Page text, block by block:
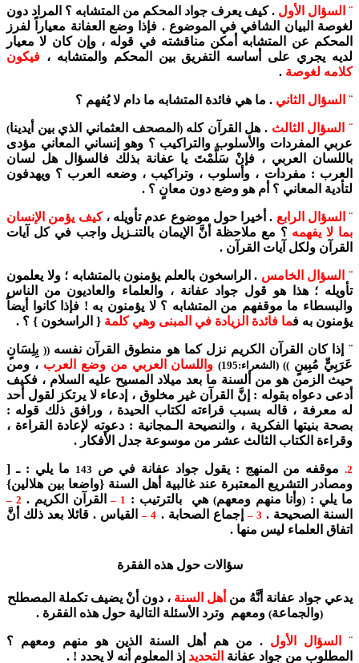
¨ السؤال الأول . كيف يعرف جواد المحكم من المتشابه ؟ المراد دون
لغوصة البيان الشافي في الموضوع . فإذا وضع العفانة معياراً لفرز
المحكم عن المتشابه أمكن مناقشته في قوله ، وإن كان لا معيار
لديه يجري على أساسه التفريق بين المحكم والمتشابه ، فيكون
كلامه لغوصة .
¨ السؤال الثاني . ما هي فائدة المتشابه ما دام لا يُفهم ؟
¨ السؤال الثالث . هل القرآن كله( المصحف العثماني الذي بين أيدينا)
عربي المفردات والأسلوب والتراكيب ؟ وهو إنساني المعاني مؤدى
باللسان العربي ، فإنْ سَلَّمْتَ يا عفانة بذلك فالسؤال هل لسان
العرب : مفردات ، وأسلوب ، وتراكيب ، وضعه العرب ؟ ويهدفون
لتأدية المعاني ؟ أم هو وضع دون معانٍ ؟ .
¨ السؤال الرابع . أخيرا حول موضوع عدم تأويله ،كيف يؤمن الإنسان
بما لا يفهمه ؟ مع ملاحظة أنَّ الإيمان بالتنـزيل واجب في كل آيات
القرآن ولكل آيات القرآن .
¨ السؤال الخامس . الراسخون بالعلم يؤمنون بالمتشابه ؛ ولا يعلمون
تأويله ؛ هذا هو قول جواد عفانة ، والعلماء والعاديون من الناس
والبسطاء ما موقفهم من المتشابه ؟ لا يؤمنون به ! فإذا كانوا أيضاً
يؤمنون به فما فائدة الزيادة في المبنى وهي كلمة { الراسخون } ؟ .
¨ إذا كان القرآن الكريم نزل كما هو منطوق القرآن نفسه (( بِلِسَانٍ
عَرَبِيٍّ مُبِينٍ )) (الشعراء:195) واللسان العربي من وضع العرب ، ومن
حيث الزمن هو من ألسنة ما بعد ميلاد المسيح عليه السلام ، فكيف
أدعى دعواه بقوله : إنَّ القرآن غير مخلوق ، إدعاء لا يرتكز لقول أحد
له معرفة ، قاله بسبب قراءته لكتاب الحيدة ، ورافق ذلك قوله :
بصحة بنيتها الفكرية ، والنصيحة الـمجانية : دعوته لإعادة القراءة ،
وقراءة الكتاب الثالث عشر من موسوعة جدل الأفكار .
2. موقفه من المنهج : يقول جواد عفانة في ص 143 ما يلي : ـ [
ومصادر التشريع المعتبرة عند غالبية أهل السنة {واضعا بين هلالين}
ما يلي : (وأنا منهم ومعهم) هي بالترتيب : 1 – القرآن الكريم . 2 –
السنة الصحيحة . 3 – إجماع الصحابة . 4 –
القياس . قائلا بعد ذلك أنَّ
اتفاق العلماء ليس منها .
سؤالات حول هذه الفقرة
يدعي جواد عفانة أنَّهُ من أهل السنة ، دون أنْ يضيف تكملة المصطلح
(والجماعة) ومعهم وترد الأسئلة التالية حول هذه الفقرة .
¨ السؤال الأول . من هم أهل السنة الذين هو منهم ومعهم ؟
المطلوب من جواد عفانة التحديد إذ المعلوم أنه لا يحدد ! .